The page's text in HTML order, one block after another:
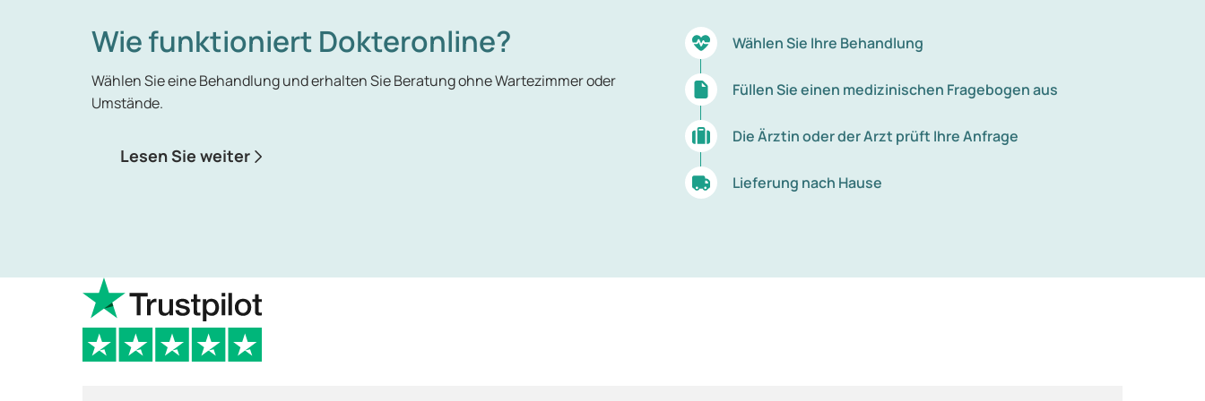
Wie funktioniert Dokteronline?
Wählen Sie eine Behandlung und erhalten Sie Beratung ohne Wartezimmer oder
Umstände.
Lesen Sie weiter
Wählen Sie Ihre Behandlung
Füllen Sie einen medizinischen Fragebogen aus
Die Ärztin oder der Arzt prüft Ihre Anfrage
Lieferung nach Hause